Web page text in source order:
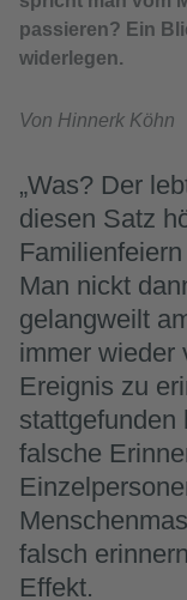
passieren? Ein
widerlegen.
Von Hinnerk Köhn
„Was? Der
diesen Satz
Man nickt
gelangweilt
immer wieder
Ereignis zu
stattgefunden
falsche
falsch
Effekt.